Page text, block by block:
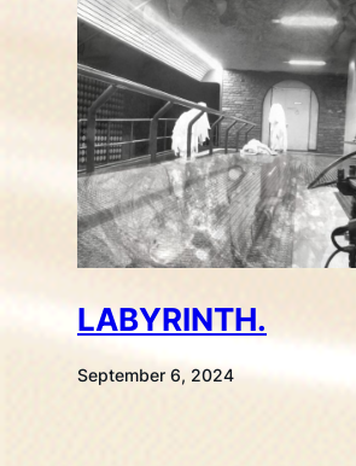
LABYRINTH.
September 6, 2024